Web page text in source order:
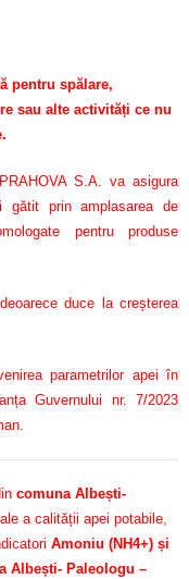
pentru spălare,
sau alte activități ce nu
S.A. va asigura
gătit prin amplasarea de
pentru produse
duce la creșterea
parametrilor apei în
Guvernului nr. 7/2023
comuna Albești-
a calității apei potabile,
Amoniu (NH4+) și
Albești- Paleologu –